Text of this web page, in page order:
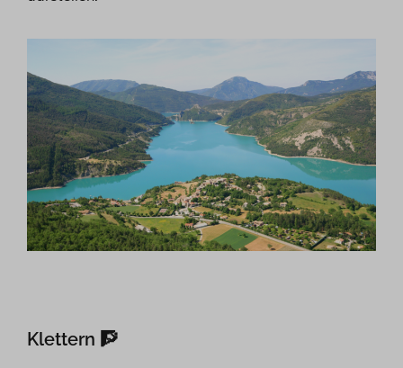
Klettern 🧗